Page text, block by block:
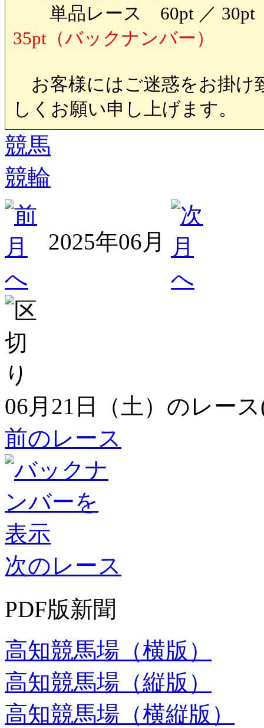
単品レース 60pt ／ 30pt
35pt（バックナンバー）
お客様にはご迷惑をお掛け
しくお願い申し上げます。
競馬
競輪
2025年06月
06月21日（土）のレー
前のレース
次のレース
PDF版新聞
高知競馬場（横版）
高知競馬場（縦版）
高知競馬場（横縦版）